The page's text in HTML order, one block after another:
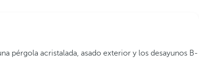
pérgola acristalada, asado exterior y los desayunos B-